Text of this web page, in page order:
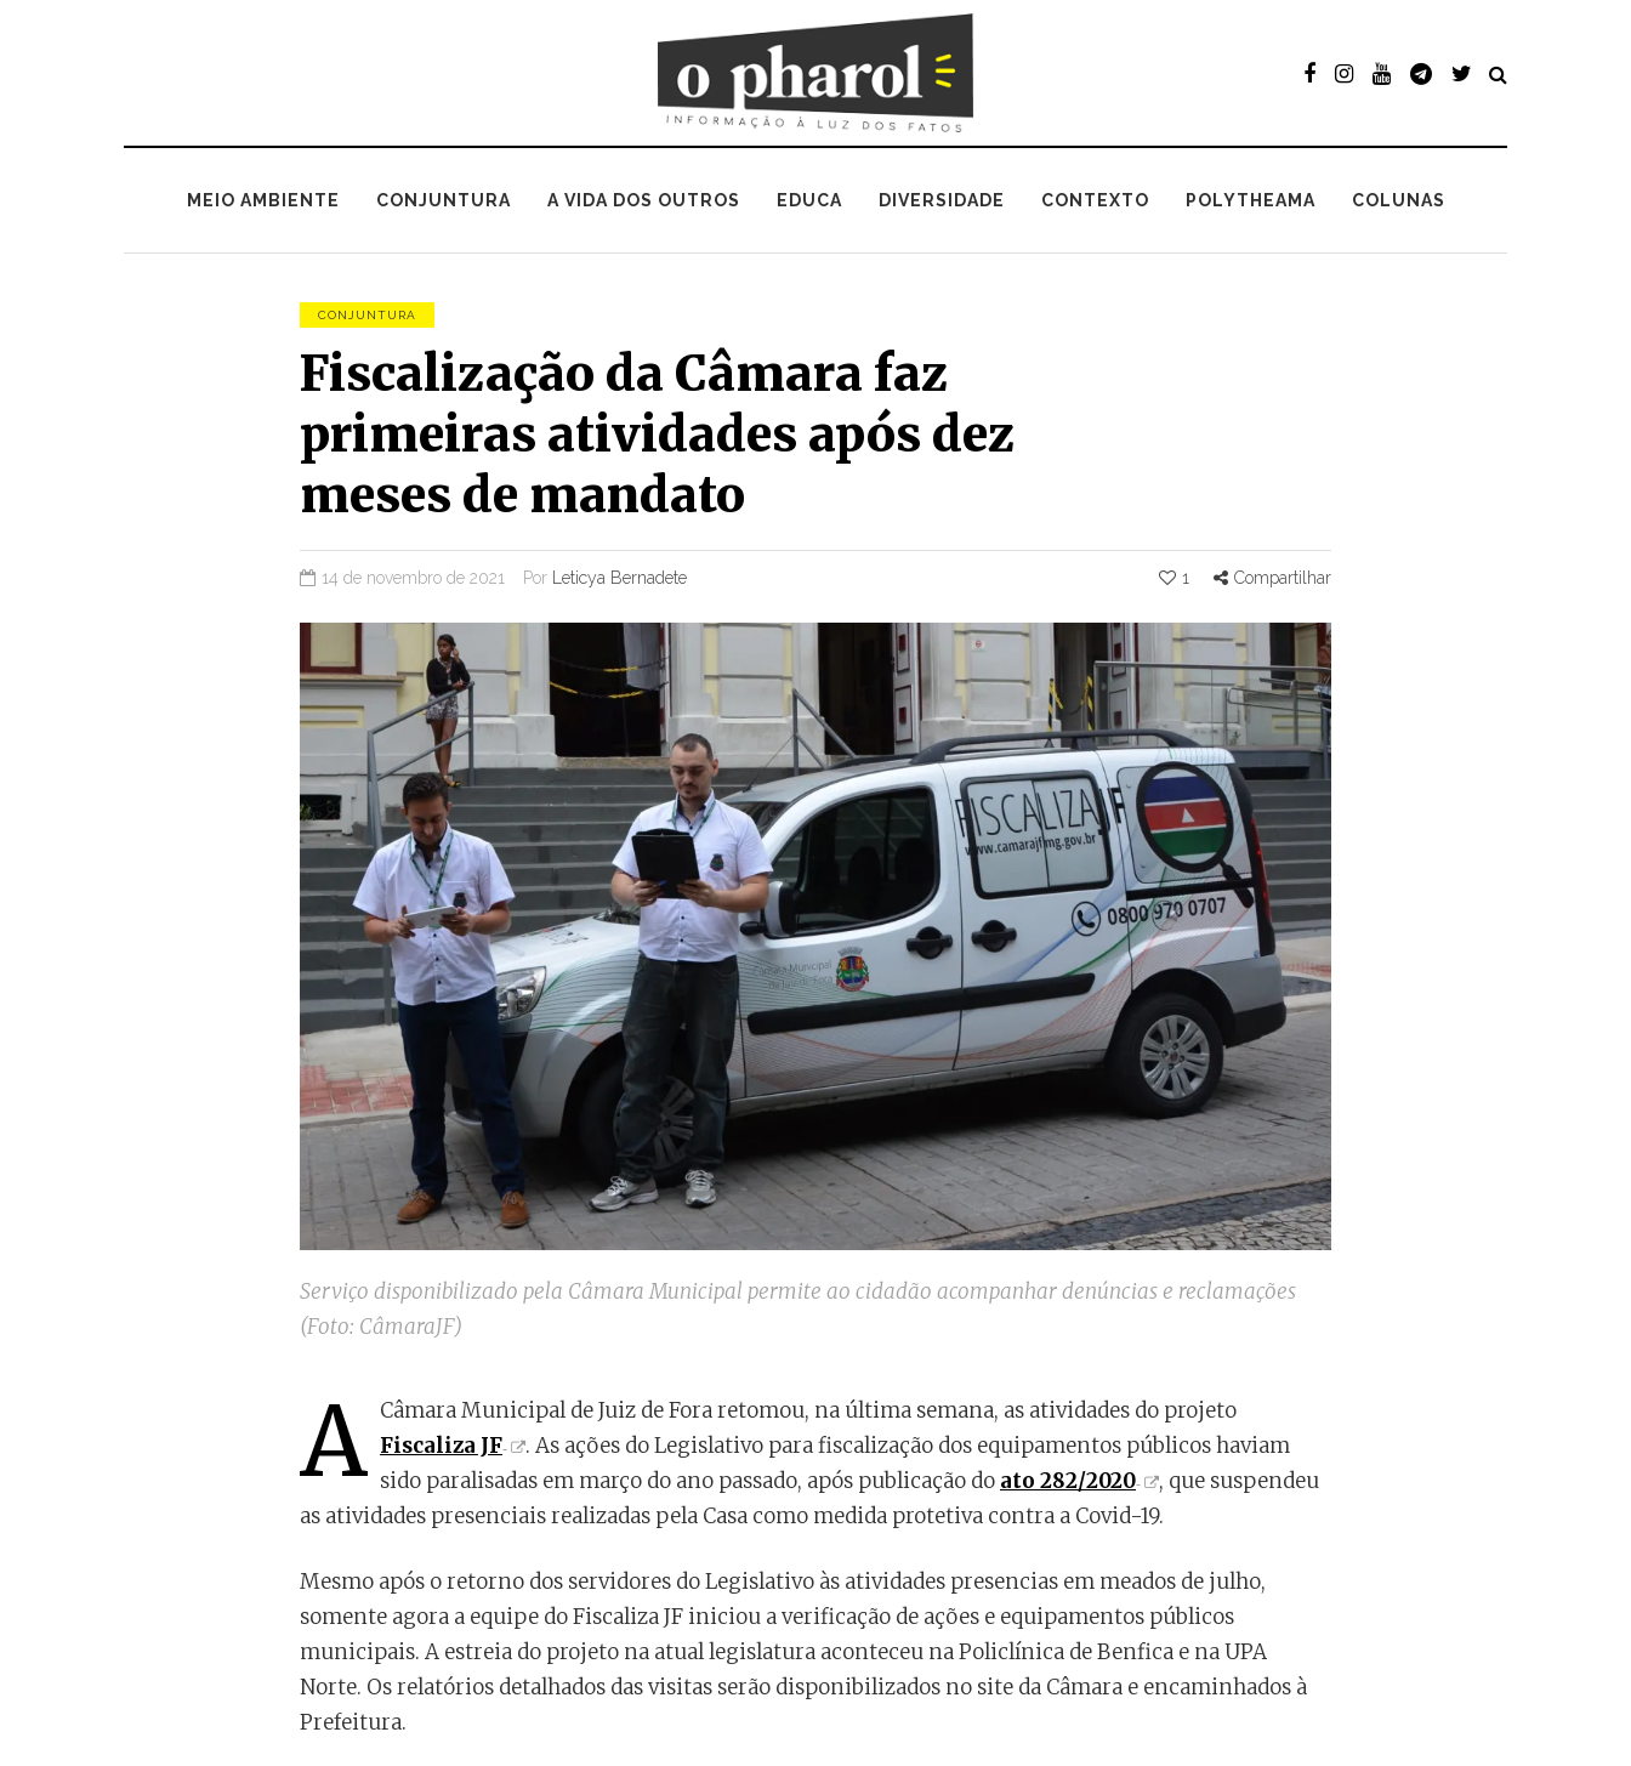
MEIO AMBIENTE CONJUNTURA A VIDA DOS OUTROS EDUCA DIVERSIDADE CONTEXTO POLYTHEAMA COLUNAS
CONJUNTURA
Fiscalização da Câmara faz
primeiras atividades após dez
meses de mandato
14 de novembro de 2021 Por Leticya Bernadete 1 Compartilhar
Serviço disponibilizado pela Câmara Municipal permite ao cidadão acompanhar denúncias e reclamações
(Foto: CâmaraJF)
A Câmara Municipal de Juiz de Fora retomou, na última semana, as atividades do projeto
Fiscaliza JF
. As ações do Legislativo para fiscalização dos equipamentos públicos haviam
sido paralisadas em março do ano passado, após publicação do ato 282/2020
, que suspendeu
as atividades presenciais realizadas pela Casa como medida protetiva contra a Covid-19.
Mesmo após o retorno dos servidores do Legislativo às atividades presencias em meados de julho,
somente agora a equipe do Fiscaliza JF iniciou a verificação de ações e equipamentos públicos
municipais. A estreia do projeto na atual legislatura aconteceu na Policlínica de Benfica e na UPA
Norte. Os relatórios detalhados das visitas serão disponibilizados no site da Câmara e encaminhados à
Prefeitura.